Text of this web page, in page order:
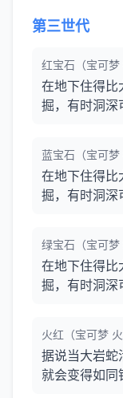
第三世代
红宝石（宝可梦
在地下住得比
掘，有时洞深
蓝宝石（宝可梦
在地下住得比
掘，有时洞深
绿宝石（宝可梦
在地下住得比
掘，有时洞深
火红（宝可梦 火
据说当大岩蛇
就会变得如同